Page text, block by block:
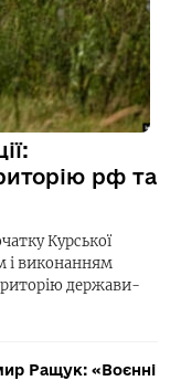
рф та
Курської
і виконанням
держави-
Ращук: «Воєнні